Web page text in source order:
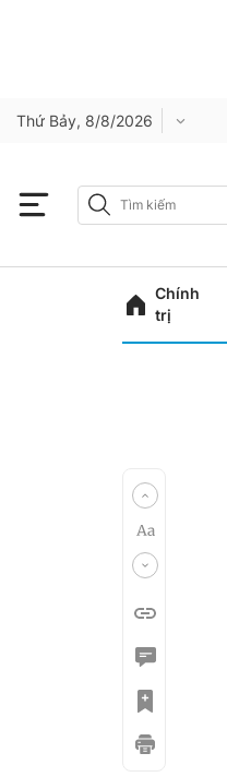
Thứ Bảy, 8/8/2026
Chính
trị